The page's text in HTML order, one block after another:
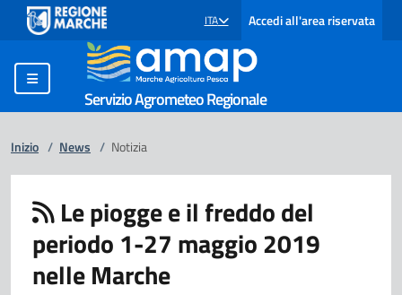
SELEZIONE LINGUA: LINGUA SELEZIONATA
ITA Accedi all'area riservata
Servizio Agrometeo Regionale
Inizio / News / Notizia
Le piogge e il freddo del
periodo 1-27 maggio 2019
nelle Marche